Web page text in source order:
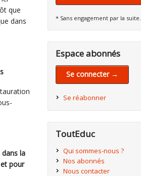
que
dans
la
pour
* Sans engagement par la suite.
Espace abonnés
Se connecter →
Se réabonner
ToutEduc
Qui sommes-nous ?
Nos abonnés
Nous contacter